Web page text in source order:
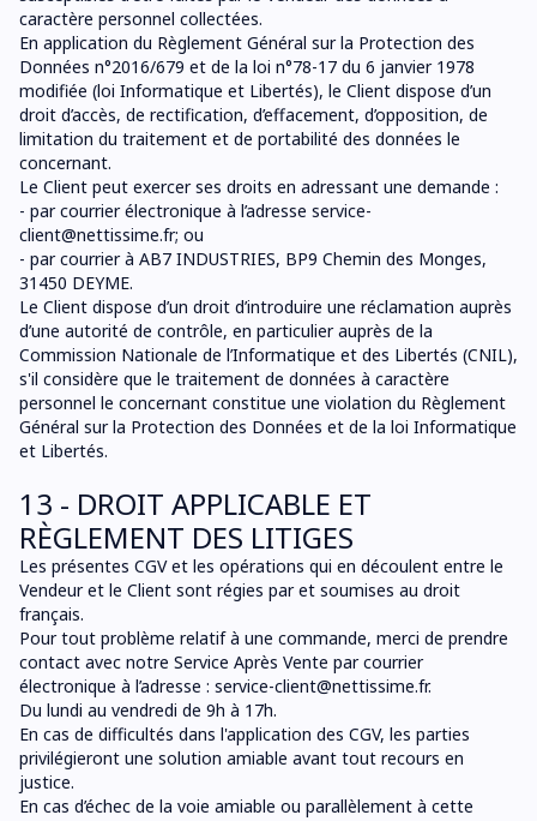
caractère personnel collectées.
En application du Règlement Général sur la Protection des
Données n°2016/679 et de la loi n°78-17 du 6 janvier 1978
modifiée (loi Informatique et Libertés), le Client dispose d’un
droit d’accès, de rectification, d’effacement, d’opposition, de
limitation du traitement et de portabilité des données le
concernant.
Le Client peut exercer ses droits en adressant une demande :
- par courrier électronique à l’adresse service-
client@nettissime.fr; ou
- par courrier à AB7 INDUSTRIES, BP9 Chemin des Monges,
31450 DEYME.
Le Client dispose d’un droit d’introduire une réclamation auprès
d’une autorité de contrôle, en particulier auprès de la
Commission Nationale de l’Informatique et des Libertés (CNIL),
s'il considère que le traitement de données à caractère
personnel le concernant constitue une violation du Règlement
Général sur la Protection des Données et de la loi Informatique
et Libertés.
13 - DROIT APPLICABLE ET
RÈGLEMENT DES LITIGES
Les présentes CGV et les opérations qui en découlent entre le
Vendeur et le Client sont régies par et soumises au droit
français.
Pour tout problème relatif à une commande, merci de prendre
contact avec notre Service Après Vente par courrier
électronique à l’adresse : service-client@nettissime.fr.
Du lundi au vendredi de 9h à 17h.
En cas de difficultés dans l'application des CGV, les parties
privilégieront une solution amiable avant tout recours en
justice.
En cas d’échec de la voie amiable ou parallèlement à cette